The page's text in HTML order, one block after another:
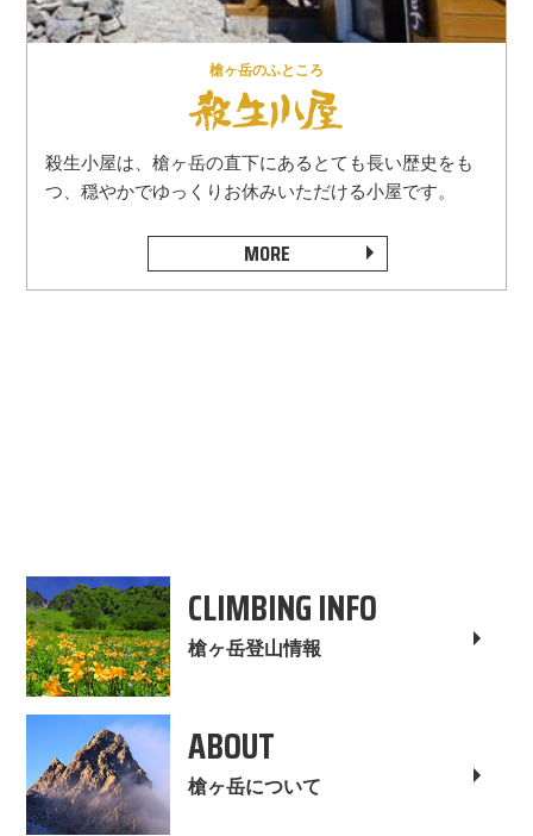
槍ヶ岳のふところ
殺生小屋は、槍ヶ岳の直下にあるとても長い歴史をも
つ、穏やかでゆっくりお休みいただける小屋です。
MORE
CLIMBING INFO
槍ヶ岳登山情報
ABOUT
槍ヶ岳について